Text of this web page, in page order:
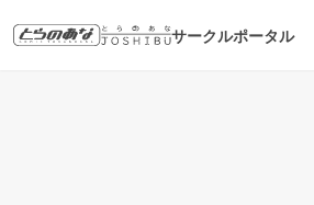
サークルポータル